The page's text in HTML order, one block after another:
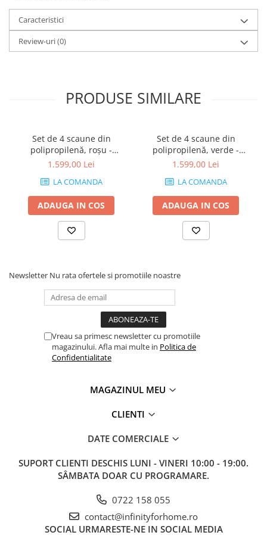
Caracteristici
Review-uri(0)
PRODUSE SIMILARE
Set de 4 scaune din
polipropilenă, roșu -
AMANDA
1.599,00 Lei
LA COMANDA
ADAUGA IN COS
Set de 4 scaune din
polipropilenă, verde -
AMANDA
1.599,00 Lei
LA COMANDA
ADAUGA IN COS
Newsletter Nu rata ofertele si promotiile noastre
Vreau sa primesc newsletter cu promotiile
magazinului. Afla mai multe in Politica de
Confidentialitate
MAGAZINUL MEU
CLIENTI
DATE COMERCIALE
SUPORT CLIENTI DESCHIS LUNI - VINERI 10:00 - 19:00.
SÂMBATA DOAR CU PROGRAMARE.
0722 158 055
contact@infinityforhome.ro
SOCIAL URMARESTE-NE IN SOCIAL MEDIA